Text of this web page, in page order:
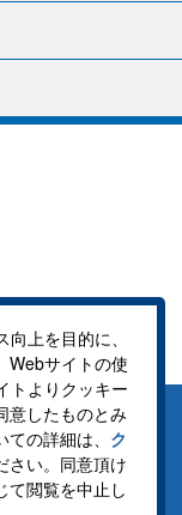
ッキーポリシー
サイトマップ
上を目的に、
Webサイトの使
トよりクッキー
意したものとみ
の詳細は、 ク
さい。同意頂け
て閲覧を中止し